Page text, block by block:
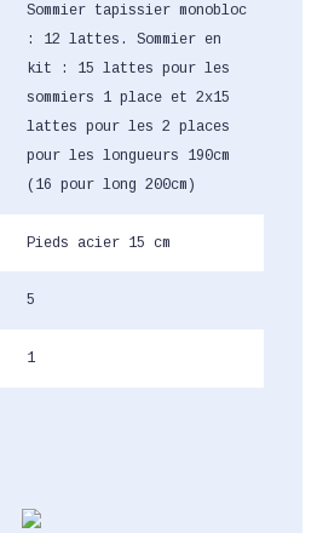
Sommier tapissier monobloc
: 12 lattes. Sommier en
kit : 15 lattes pour les
sommiers 1 place et 2x15
lattes pour les 2 places
pour les longueurs 190cm
(16 pour long 200cm)
Pieds acier 15 cm
5
1